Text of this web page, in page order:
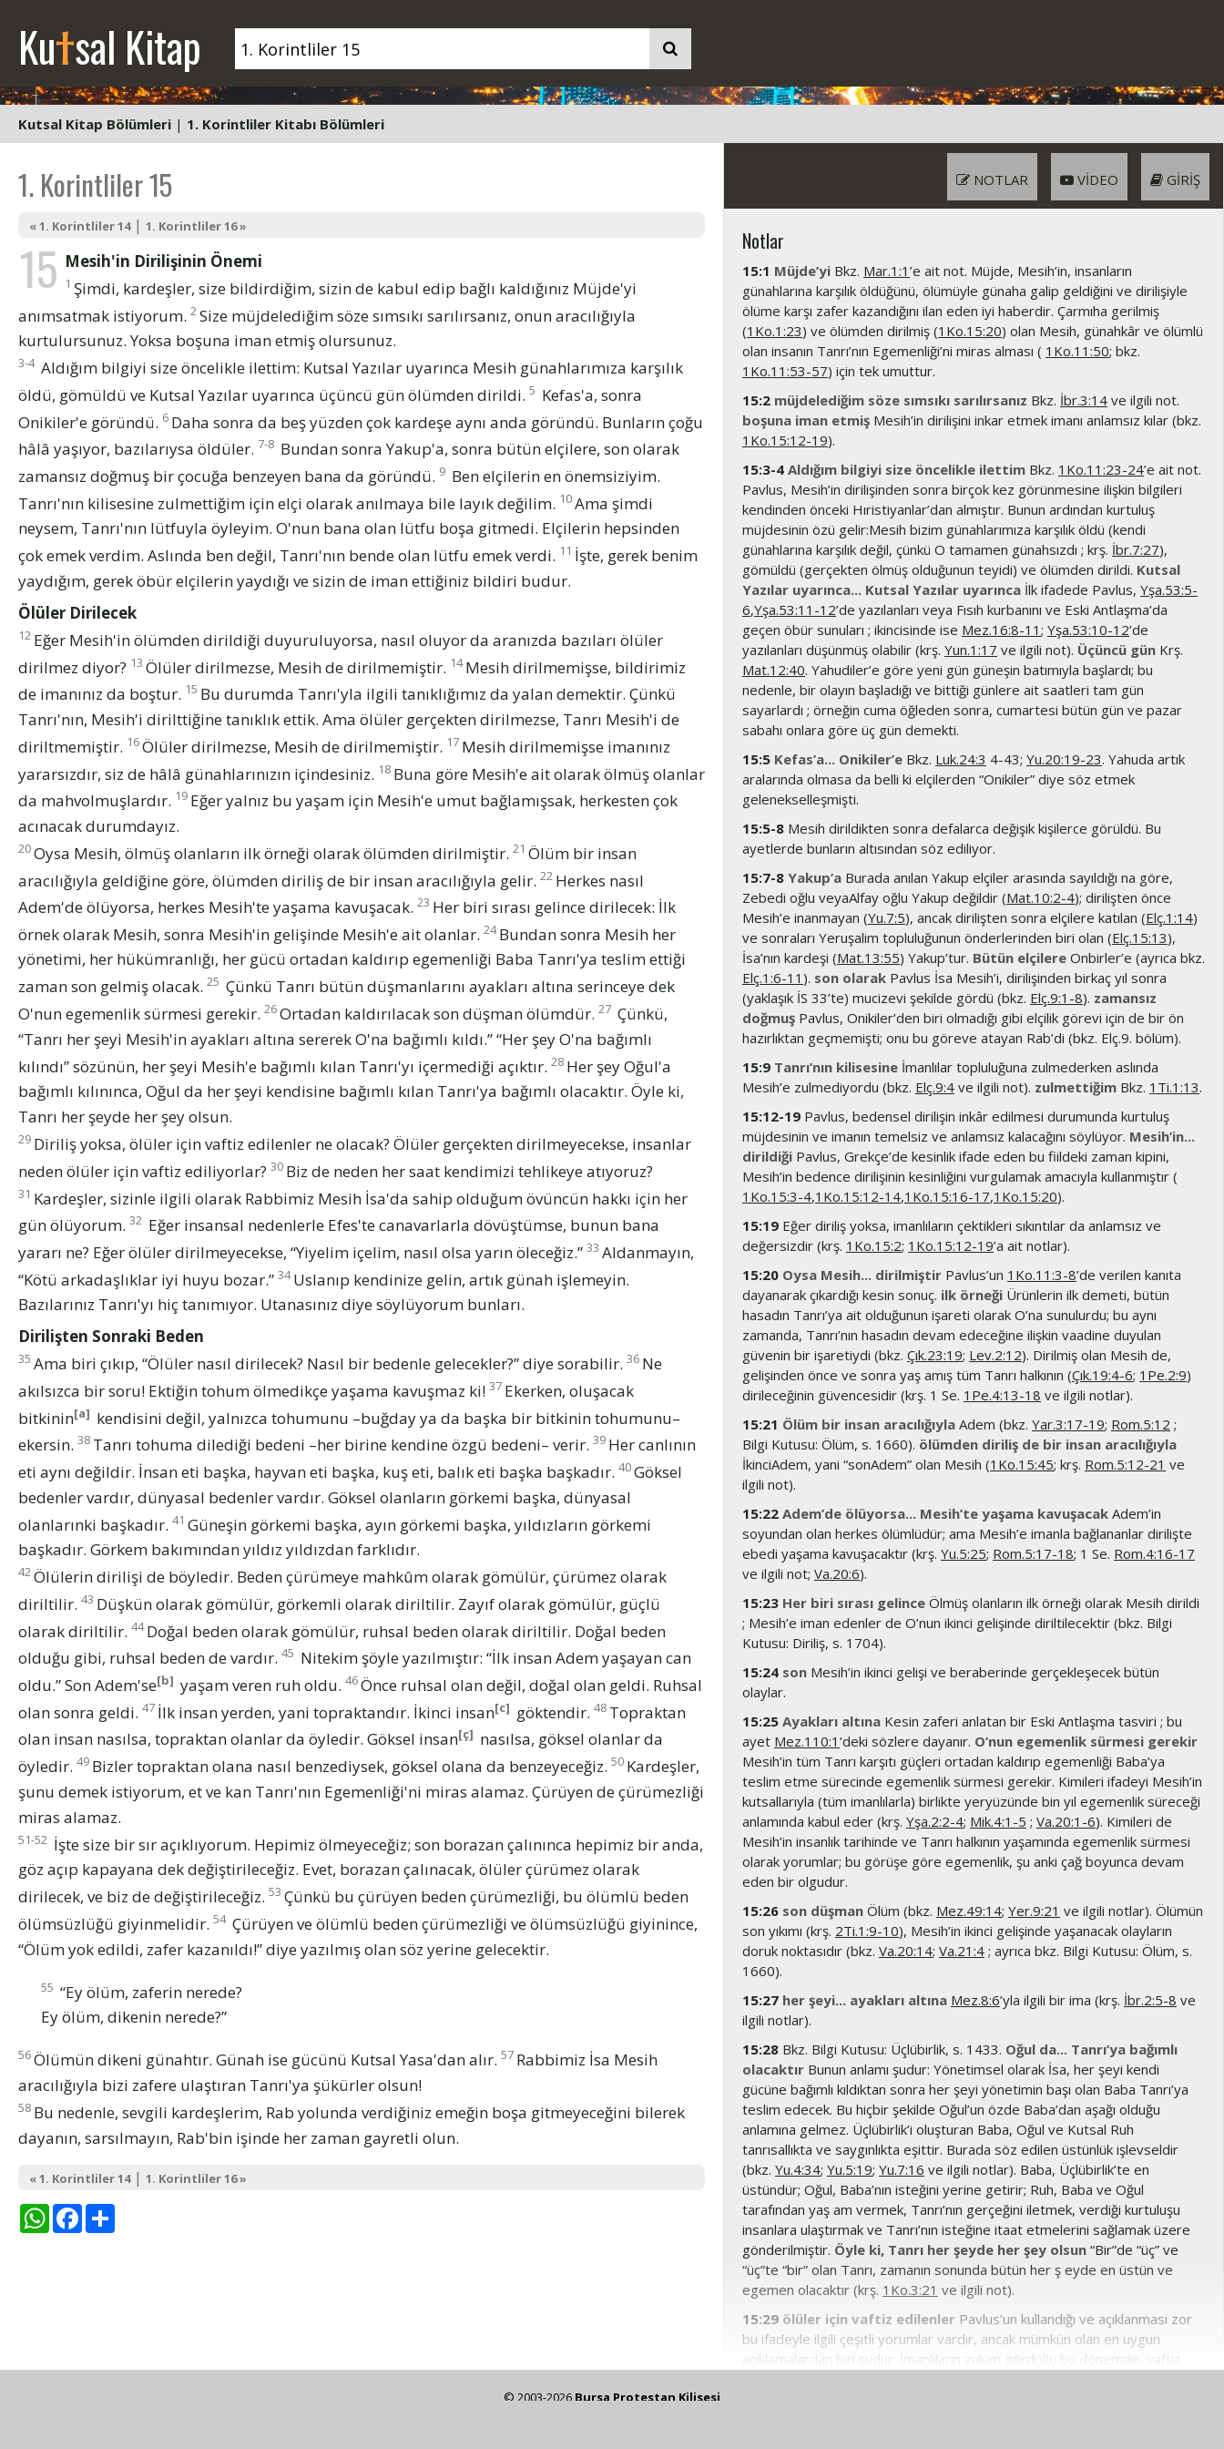
Kutsal Kitap
Kutsal Kitap Bölümleri | 1. Korintliler Kitabı Bölümleri
1. Korintliler 15
« 1. Korintliler 14| 1. Korintliler 16 »
15 Mesih'in Dirilişinin Önemi
1 Şimdi, kardeşler, size bildirdiğim, sizin de kabul edip bağlı kaldığınız Müjde'yi
anımsatmak istiyorum. 2Size müjdelediğim söze sımsıkı sarılırsanız, onun aracılığıyla
kurtulursunuz. Yoksa boşuna iman etmiş olursunuz.
3-4 Aldığım bilgiyi size öncelikle ilettim: Kutsal Yazılar uyarınca Mesih günahlarımıza karşılık
öldü, gömüldü ve Kutsal Yazılar uyarınca üçüncü gün ölümden dirildi. 5 Kefas'a, sonra
Onikiler'e göründü. 6 Daha sonra da beş yüzden çok kardeşe aynı anda göründü. Bunların çoğu
hâlâ yaşıyor, bazılarıysa öldüler. 7-8 Bundan sonra Yakup'a, sonra bütün elçilere, son olarak
zamansız doğmuş bir çocuğa benzeyen bana da göründü. 9 Ben elçilerin en önemsiziyim.
Tanrı'nın kilisesine zulmettiğim için elçi olarak anılmaya bile layık değilim. 10Ama şimdi
neysem, Tanrı'nın lütfuyla öyleyim. O'nun bana olan lütfu boşa gitmedi. Elçilerin hepsinden
çok emek verdim. Aslında ben değil, Tanrı'nın bende olan lütfu emek verdi. 11 İşte, gerek benim
yaydığım, gerek öbür elçilerin yaydığı ve sizin de iman ettiğiniz bildiri budur.
Ölüler Dirilecek
12 Eğer Mesih'in ölümden dirildiği duyuruluyorsa, nasıl oluyor da aranızda bazıları ölüler
dirilmez diyor? 13 Ölüler dirilmezse, Mesih de dirilmemiştir. 14 Mesih dirilmemişse, bildirimiz
de imanınız da boştur. 15 Bu durumda Tanrı'yla ilgili tanıklığımız da yalan demektir. Çünkü
Tanrı'nın, Mesih'i dirilttiğine tanıklık ettik. Ama ölüler gerçekten dirilmezse, Tanrı Mesih'i de
diriltmemiştir. 16Ölüler dirilmezse, Mesih de dirilmemiştir. 17 Mesih dirilmemişse imanınız
yararsızdır, siz de hâlâ günahlarınızın içindesiniz. 18 Buna göre Mesih'e ait olarak ölmüş olanlar
da mahvolmuşlardır. 19 Eğer yalnız bu yaşam için Mesih'e umut bağlamışsak, herkesten çok
acınacak durumdayız.
20Oysa Mesih, ölmüş olanların ilk örneği olarak ölümden dirilmiştir. 21 Ölüm bir insan
aracılığıyla geldiğine göre, ölümden diriliş de bir insan aracılığıyla gelir. 22 Herkes nasıl
Adem'de ölüyorsa, herkes Mesih'te yaşama kavuşacak. 23 Her biri sırası gelince dirilecek: İlk
örnek olarak Mesih, sonra Mesih'in gelişinde Mesih'e ait olanlar. 24 Bundan sonra Mesih her
yönetimi, her hükümranlığı, her gücü ortadan kaldırıp egemenliği Baba Tanrı'ya teslim ettiği
zaman son gelmiş olacak. 25 Çünkü Tanrı bütün düşmanlarını ayakları altına serinceye dek
O'nun egemenlik sürmesi gerekir. 26Ortadan kaldırılacak son düşman ölümdür. 27 Çünkü,
“Tanrı her şeyi Mesih'in ayakları altına sererek O'na bağımlı kıldı.” “Her şey O'na bağımlı
kılındı” sözünün, her şeyi Mesih'e bağımlı kılan Tanrı'yı içermediği açıktır. 28 Her şey Oğul'a
bağımlı kılınınca, Oğul da her şeyi kendisine bağımlı kılan Tanrı'ya bağımlı olacaktır. Öyle ki,
Tanrı her şeyde her şey olsun.
29 Diriliş yoksa, ölüler için vaftiz edilenler ne olacak? Ölüler gerçekten dirilmeyecekse, insanlar
neden ölüler için vaftiz ediliyorlar? 30 Biz de neden her saat kendimizi tehlikeye atıyoruz?
31 Kardeşler, sizinle ilgili olarak Rabbimiz Mesih İsa'da sahip olduğum övüncün hakkı için her
gün ölüyorum. 32 Eğer insansal nedenlerle Efes'te canavarlarla dövüştümse, bunun bana
yararı ne? Eğer ölüler dirilmeyecekse, “Yiyelim içelim, nasıl olsa yarın öleceğiz.” 33 Aldanmayın,
“Kötü arkadaşlıklar iyi huyu bozar.” 34 Uslanıp kendinize gelin, artık günah işlemeyin.
Bazılarınız Tanrı'yı hiç tanımıyor. Utanasınız diye söylüyorum bunları.
Dirilişten Sonraki Beden
35 Ama biri çıkıp, “Ölüler nasıl dirilecek? Nasıl bir bedenle gelecekler?” diye sorabilir. 36 Ne
akılsızca bir soru! Ektiğin tohum ölmedikçe yaşama kavuşmaz ki! 37 Ekerken, oluşacak
bitkinin[a] kendisini değil, yalnızca tohumunu –buğday ya da başka bir bitkinin tohumunu–
ekersin. 38 Tanrı tohuma dilediği bedeni –her birine kendine özgü bedeni– verir. 39 Her canlının
eti aynı değildir. İnsan eti başka, hayvan eti başka, kuş eti, balık eti başka başkadır. 40Göksel
bedenler vardır, dünyasal bedenler vardır. Göksel olanların görkemi başka, dünyasal
olanlarınki başkadır. 41 Güneşin görkemi başka, ayın görkemi başka, yıldızların görkemi
başkadır. Görkem bakımından yıldız yıldızdan farklıdır.
42Ölülerin dirilişi de böyledir. Beden çürümeye mahkûm olarak gömülür, çürümez olarak
diriltilir. 43 Düşkün olarak gömülür, görkemli olarak diriltilir. Zayıf olarak gömülür, güçlü
olarak diriltilir. 44 Doğal beden olarak gömülür, ruhsal beden olarak diriltilir. Doğal beden
olduğu gibi, ruhsal beden de vardır. 45 Nitekim şöyle yazılmıştır: “İlk insan Adem yaşayan can
oldu.” Son Adem'se[b] yaşam veren ruh oldu. 46Önce ruhsal olan değil, doğal olan geldi. Ruhsal
olan sonra geldi. 47 İlk insan yerden, yani topraktandır. İkinci insan[c] göktendir. 48 Topraktan
olan insan nasılsa, topraktan olanlar da öyledir. Göksel insan[ç] nasılsa, göksel olanlar da
öyledir. 49 Bizler topraktan olana nasıl benzediysek, göksel olana da benzeyeceğiz. 50 Kardeşler,
şunu demek istiyorum, et ve kan Tanrı'nın Egemenliği'ni miras alamaz. Çürüyen de çürümezliği
miras alamaz.
51-52 İşte size bir sır açıklıyorum. Hepimiz ölmeyeceğiz; son borazan çalınınca hepimiz bir anda,
göz açıp kapayana dek değiştirileceğiz. Evet, borazan çalınacak, ölüler çürümez olarak
dirilecek, ve biz de değiştirileceğiz. 53 Çünkü bu çürüyen beden çürümezliği, bu ölümlü beden
ölümsüzlüğü giyinmelidir. 54 Çürüyen ve ölümlü beden çürümezliği ve ölümsüzlüğü giyinince,
“Ölüm yok edildi, zafer kazanıldı!” diye yazılmış olan söz yerine gelecektir.
55 “Ey ölüm, zaferin nerede?
Ey ölüm, dikenin nerede?”
56Ölümün dikeni günahtır. Günah ise gücünü Kutsal Yasa'dan alır. 57 Rabbimiz İsa Mesih
aracılığıyla bizi zafere ulaştıran Tanrı'ya şükürler olsun!
58 Bu nedenle, sevgili kardeşlerim, Rab yolunda verdiğiniz emeğin boşa gitmeyeceğini bilerek
dayanın, sarsılmayın, Rab'bin işinde her zaman gayretli olun.
« 1. Korintliler 14| 1. Korintliler 16 »
WhatsAppFacebook
GIRIŞ
VIDEO
NOTLAR
Notlar
15:1 Müjde’yi Bkz. Mar.1:1 ’e ait not. Müjde, Mesih’in, insanların
günahlarına karşılık öldüğünü, ölümüyle günaha galip geldiğini ve dirilişiyle
ölüme karşı zafer kazandığını ilan eden iyi haberdir. Çarmıha gerilmiş
(1Ko.1:23) ve ölümden dirilmiş (1Ko.15:20) olan Mesih, günahkâr ve ölümlü
olan insanın Tanrı’nın Egemenliği’ni miras alması ( 1Ko.11:50; bkz.
1Ko.11:53-57) için tek umuttur.
15:2 müjdelediğim söze sımsıkı sarılırsanız Bkz. İbr.3:14 ve ilgili not.
boşuna iman etmiş Mesih’in dirilişini inkar etmek imanı anlamsız kılar (bkz.
1Ko.15:12-19).
15:3-4 Aldığım bilgiyi size öncelikle ilettim Bkz. 1Ko.11:23-24’e ait not.
Pavlus, Mesih’in dirilişinden sonra birçok kez görünmesine ilişkin bilgileri
kendinden önceki Hıristiyanlar’dan almıştır. Bunun ardından kurtuluş
müjdesinin özü gelir:Mesih bizim günahlarımıza karşılık öldü (kendi
günahlarına karşılık değil, çünkü O tamamen günahsızdı ; krş. İbr.7:27),
gömüldü (gerçekten ölmüş olduğunun teyidi) ve ölümden dirildi. Kutsal
Yazılar uyarınca... Kutsal Yazılar uyarınca İlk ifadede Pavlus, Yşa.53:5-
6,Yşa.53:11-12’de yazılanları veya Fısıh kurbanını ve Eski Antlaşma’da
geçen öbür sunuları ; ikincisinde ise Mez.16:8-11 ; Yşa.53:10-12’de
yazılanları düşünmüş olabilir (krş. Yun.1:17 ve ilgili not). Üçüncü gün Krş.
Mat.12:40. Yahudiler’e göre yeni gün güneşin batımıyla başlardı; bu
nedenle, bir olayın başladığı ve bittiği günlere ait saatleri tam gün
sayarlardı ; örneğin cuma öğleden sonra, cumartesi bütün gün ve pazar
sabahı onlara göre üç gün demekti.
15:5 Kefas’a... Onikiler’e Bkz. Luk.24:3 4-43; Yu.20:19-23. Yahuda artık
aralarında olmasa da belli ki elçilerden “Onikiler” diye söz etmek
gelenekselleşmişti.
15:5-8 Mesih dirildikten sonra defalarca değişik kişilerce görüldü. Bu
ayetlerde bunların altısından söz ediliyor.
15:7-8 Yakup’a Burada anılan Yakup elçiler arasında sayıldığı na göre,
Zebedi oğlu veyaAlfay oğlu Yakup değildir (Mat.10:2-4); dirilişten önce
Mesih’e inanmayan (Yu.7:5), ancak dirilişten sonra elçilere katılan (Elç.1:14)
ve sonraları Yeruşalim topluluğunun önderlerinden biri olan (Elç.15:13),
İsa’nın kardeşi (Mat.13:55) Yakup’tur. Bütün elçilere Onbirler’e (ayrıca bkz.
Elç.1:6-11 ). son olarak Pavlus İsa Mesih’i, dirilişinden birkaç yıl sonra
(yaklaşık İS 33’te) mucizevi şekilde gördü (bkz. Elç.9:1-8). zamansız
doğmuş Pavlus, Onikiler’den biri olmadığı gibi elçilik görevi için de bir ön
hazırlıktan geçmemişti; onu bu göreve atayan Rab’di (bkz. Elç.9. bölüm).
15:9 Tanrı’nın kilisesine İmanlılar topluluğuna zulmederken aslında
Mesih’e zulmediyordu (bkz. Elç.9:4 ve ilgili not). zulmettiğim Bkz. 1Ti.1:13.
15:12-19 Pavlus, bedensel dirilişin inkâr edilmesi durumunda kurtuluş
müjdesinin ve imanın temelsiz ve anlamsız kalacağını söylüyor. Mesih’in...
dirildiği Pavlus, Grekçe’de kesinlik ifade eden bu fiildeki zaman kipini,
Mesih’in bedence dirilişinin kesinliğini vurgulamak amacıyla kullanmıştır (
1Ko.15:3-4,1Ko.15:12-14,1Ko.15:16-17,1Ko.15:20).
15:19 Eğer diriliş yoksa, imanlıların çektikleri sıkıntılar da anlamsız ve
değersizdir (krş. 1Ko.15:2; 1Ko.15:12-19’a ait notlar).
15:20 Oysa Mesih... dirilmiştir Pavlus’un 1Ko.11:3-8’de verilen kanıta
dayanarak çıkardığı kesin sonuç. ilk örneği Ürünlerin ilk demeti, bütün
hasadın Tanrı’ya ait olduğunun işareti olarak O’na sunulurdu; bu aynı
zamanda, Tanrı’nın hasadın devam edeceğine ilişkin vaadine duyulan
güvenin bir işaretiydi (bkz. Çık.23:19; Lev.2:12). Dirilmiş olan Mesih de,
gelişinden önce ve sonra yaş amış tüm Tanrı halkının (Çık.19:4-6; 1Pe.2:9)
dirileceğinin güvencesidir (krş. 1 Se. 1Pe.4:13-18 ve ilgili notlar).
15:21 Ölüm bir insan aracılığıyla Adem (bkz. Yar.3:17-19; Rom.5:12 ;
Bilgi Kutusu: Ölüm, s. 1660). ölümden diriliş de bir insan aracılığıyla
İkinciAdem, yani “sonAdem” olan Mesih (1Ko.15:45; krş. Rom.5:12-21 ve
ilgili not).
15:22 Adem’de ölüyorsa... Mesih’te yaşama kavuşacak Adem’in
soyundan olan herkes ölümlüdür; ama Mesih’e imanla bağlananlar dirilişte
ebedi yaşama kavuşacaktır (krş. Yu.5:25; Rom.5:17-18; 1 Se. Rom.4:16-17
ve ilgili not; Va.20:6).
15:23 Her biri sırası gelince Ölmüş olanların ilk örneği olarak Mesih dirildi
; Mesih’e iman edenler de O’nun ikinci gelişinde diriltilecektir (bkz. Bilgi
Kutusu: Diriliş, s. 1704).
15:24 son Mesih’in ikinci gelişi ve beraberinde gerçekleşecek bütün
olaylar.
15:25 Ayakları altına Kesin zaferi anlatan bir Eski Antlaşma tasviri ; bu
ayet Mez.110:1 ’deki sözlere dayanır. O’nun egemenlik sürmesi gerekir
Mesih’in tüm Tanrı karşıtı güçleri ortadan kaldırıp egemenliği Baba’ya
teslim etme sürecinde egemenlik sürmesi gerekir. Kimileri ifadeyi Mesih’in
kutsallarıyla (tüm imanlılarla) birlikte yeryüzünde bin yıl egemenlik süreceği
anlamında kabul eder (krş. Yşa.2:2-4; Mik.4:1-5 ; Va.20:1-6). Kimileri de
Mesih’in insanlık tarihinde ve Tanrı halkının yaşamında egemenlik sürmesi
olarak yorumlar; bu görüşe göre egemenlik, şu anki çağ boyunca devam
eden bir olgudur.
15:26 son düşman Ölüm (bkz. Mez.49:14; Yer.9:21 ve ilgili notlar). Ölümün
son yıkımı (krş. 2Ti.1:9-10), Mesih’in ikinci gelişinde yaşanacak olayların
doruk noktasıdır (bkz. Va.20:14; Va.21:4 ; ayrıca bkz. Bilgi Kutusu: Ölüm, s.
1660).
15:27 her şeyi... ayakları altına Mez.8:6’yla ilgili bir ima (krş. İbr.2:5-8 ve
ilgili notlar).
15:28 Bkz. Bilgi Kutusu: Üçlübirlik, s. 1433. Oğul da... Tanrı’ya bağımlı
olacaktır Bunun anlamı şudur: Yönetimsel olarak İsa, her şeyi kendi
gücüne bağımlı kıldıktan sonra her şeyi yönetimin başı olan Baba Tanrı’ya
teslim edecek. Bu hiçbir şekilde Oğul’un özde Baba’dan aşağı olduğu
anlamına gelmez. Üçlübirlik’i oluşturan Baba, Oğul ve Kutsal Ruh
tanrısallıkta ve saygınlıkta eşittir. Burada söz edilen üstünlük işlevseldir
(bkz. Yu.4:34; Yu.5:19; Yu.7:16 ve ilgili notlar). Baba, Üçlübirlik’te en
üstündür; Oğul, Baba’nın isteğini yerine getirir; Ruh, Baba ve Oğul
tarafından yaş am vermek, Tanrı’nın gerçeğini iletmek, verdiği kurtuluşu
insanlara ulaştırmak ve Tanrı’nın isteğine itaat etmelerini sağlamak üzere
gönderilmiştir. Öyle ki, Tanrı her şeyde her şey olsun “Bir”de “üç” ve
“üç”te “bir” olan Tanrı, zamanın sonunda bütün her ş eyde en üstün ve
egemen olacaktır (krş. 1Ko.3:21 ve ilgili not).
15:29 ölüler için vaftiz edilenler Pavlus’un kullandığı ve açıklanması zor
bu ifadeyle ilgili çeşitli yorumlar vardır, ancak mümkün olan en uygun
açıklamalardan biri şudur: İmanlıların zulüm gördüğü bu dönemde, vaftiz
© 2003-2026 Bursa Protestan Kilisesi